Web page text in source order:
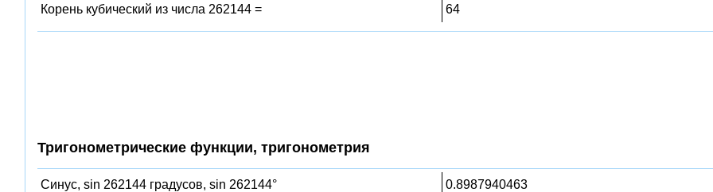
Корень кубический из числа 262144 = 64
Тригонометрические функции, тригонометрия
Синус, sin 262144 градусов, sin 262144° 0.8987940463